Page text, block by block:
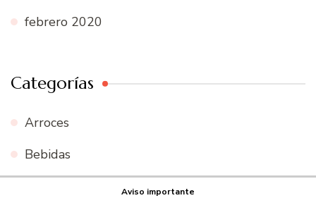
febrero 2020
Categorías
Arroces
Bebidas
Aviso importante